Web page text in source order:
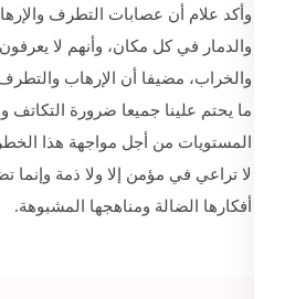
وأكد علام أن عصابات التطرف
والدمار في كل مكان، وأنهم لا يعرفون
والخراب، مضيفا أن الإرهاب
ما يحتم علينا جميعا ضرورة
المستويات من أجل مواجهة هذا
لا تراعي في مؤمن إلا ولا ذمة وإنما
أفكارها الضالة ومناهجها المشبوهة.